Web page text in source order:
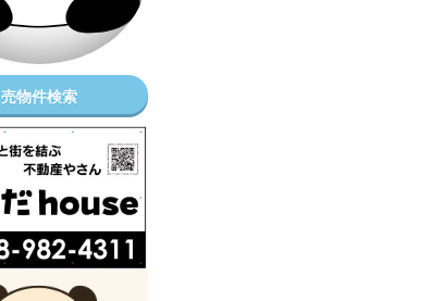
売物件検索